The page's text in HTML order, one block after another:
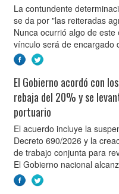
La contundente
se da por "las reiteradas
Nunca ocurrió algo de este
vínculo será de encargado
El Gobierno acordó con
rebaja del 20% y se
portuario
El acuerdo incluye la
Decreto 690/2026 y la
de trabajo conjunta para
El Gobierno nacional